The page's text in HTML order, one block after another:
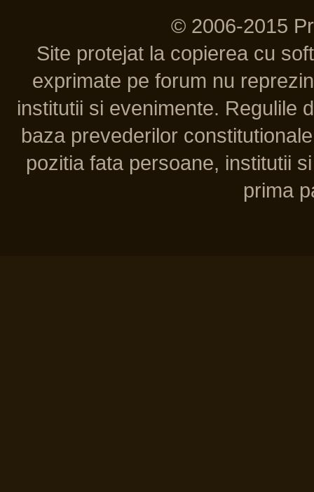
© 2006-2015
Site protejat la copierea cu
exprimate pe forum nu
institutii si evenimente. Regulile
baza prevederilor
pozitia fata persoane, institutii
prima